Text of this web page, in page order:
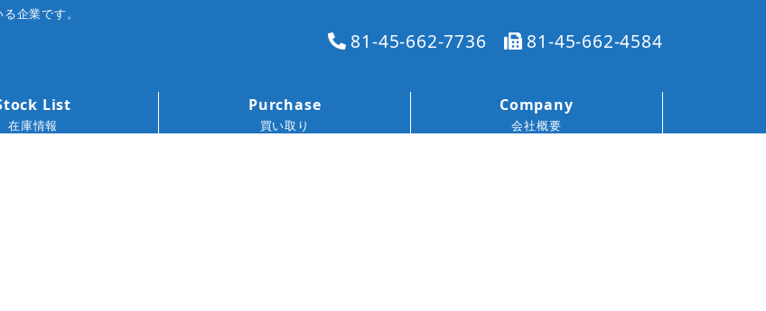
企業です。
81-45-662-7736 81-45-662-4584
List
在庫情報
Purchase
買い取り
Company
会社概要